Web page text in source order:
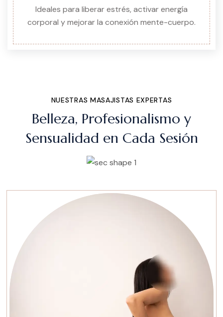
Ideales para liberar estrés, activar energía
corporal y mejorar la conexión mente-cuerpo.
NUESTRAS MASAJISTAS EXPERTAS
Belleza, Profesionalismo y
Sensualidad en Cada Sesión